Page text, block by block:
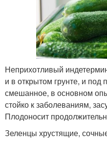
Неприхотливый
и в открытом грунте, и под
смешанное, в основном
стойко к заболеваниям,
Плодоносит
Зеленцы хрустящие,